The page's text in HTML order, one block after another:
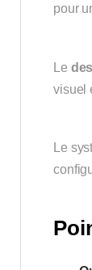
pour
Le
visuel
Le